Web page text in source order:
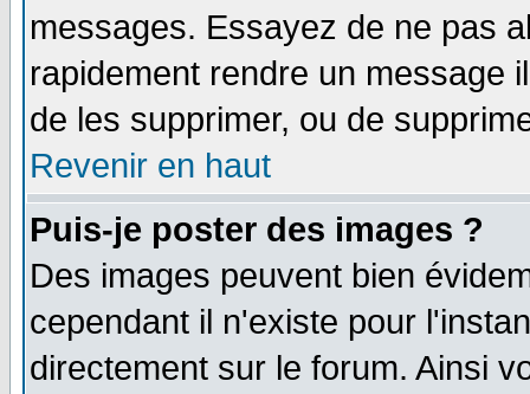
messages. Essayez de ne pas
rapidement rendre un message
de les supprimer, ou de
Revenir en haut
Puis-je poster des images ?
Des images peuvent bien
cependant il n'existe pour
directement sur le forum. Ainsi